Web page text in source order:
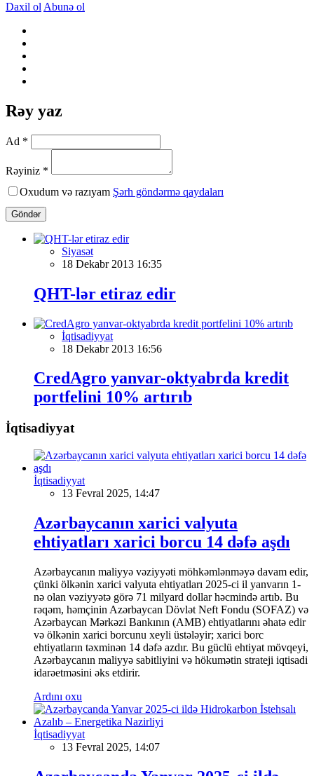
Daxil ol Abunə ol
Rəy yaz
Ad *
Rəyiniz *
Oxudum və razıyam Şərh göndərmə qaydaları
Göndər
Siyasət
18 Dekabr 2013 16:35
QHT-lər etiraz edir
İqtisadiyyat
18 Dekabr 2013 16:56
CredAgro yanvar-oktyabrda kredit
portfelini 10% artırıb
İqtisadiyyat
İqtisadiyyat
13 Fevral 2025, 14:47
Azərbaycanın xarici valyuta
ehtiyatları xarici borcu 14 dəfə aşdı
Azərbaycanın maliyyə vəziyyəti möhkəmlənməyə davam edir,
çünki ölkənin xarici valyuta ehtiyatları 2025-ci il yanvarın 1-
nə olan vəziyyətə görə 71 milyard dollar həcmində artıb. Bu
rəqəm, həmçinin Azərbaycan Dövlət Neft Fondu (SOFAZ) və
Azərbaycan Mərkəzi Bankının (AMB) ehtiyatlarını əhatə edir
və ölkənin xarici borcunu xeyli üstələyir; xarici borc
ehtiyatların təxminən 14 dəfə azdır. Bu güclü ehtiyat mövqeyi,
Azərbaycanın maliyyə sabitliyini və hökumətin strateji iqtisadi
idarəetməsini əks etdirir.
Ardını oxu
İqtisadiyyat
13 Fevral 2025, 14:07